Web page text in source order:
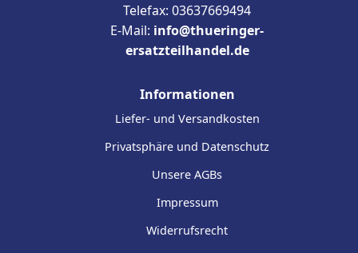
Telefax: 03637669494
E-Mail: info@thueringer-
ersatzteilhandel.de
Informationen
Liefer- und Versandkosten
Privatsphäre und Datenschutz
Unsere AGBs
Impressum
Widerrufsrecht